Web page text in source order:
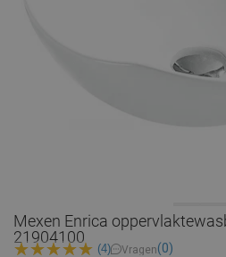
Mexen Enrica
21904100
(4) Vragen(0)